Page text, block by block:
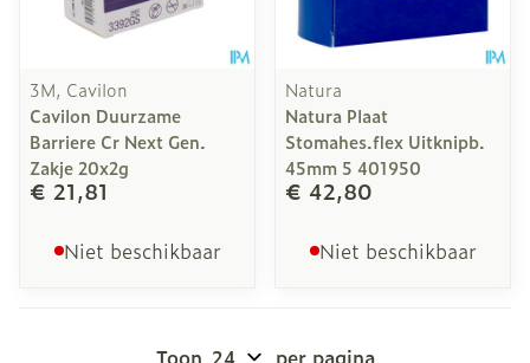
3M, Cavilon
Cavilon Duurzame
Barriere Cr Next Gen.
Zakje 20x2g
€ 21,81
Niet beschikbaar
Natura
Natura Plaat
Stomahes.flex Uitknipb.
45mm 5 401950
€ 42,80
Niet beschikbaar
Toon per pagina